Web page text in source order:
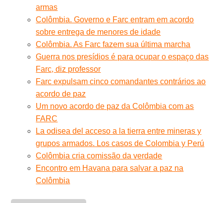
armas
Colômbia. Governo e Farc entram em acordo
sobre entrega de menores de idade
Colômbia. As Farc fazem sua última marcha
Guerra nos presídios é para ocupar o espaço das
Farc, diz professor
Farc expulsam cinco comandantes contrários ao
acordo de paz
Um novo acordo de paz da Colômbia com as
FARC
La odisea del acceso a la tierra entre mineras y
grupos armados. Los casos de Colombia y Perú
Colômbia cria comissão da verdade
Encontro em Havana para salvar a paz na
Colômbia